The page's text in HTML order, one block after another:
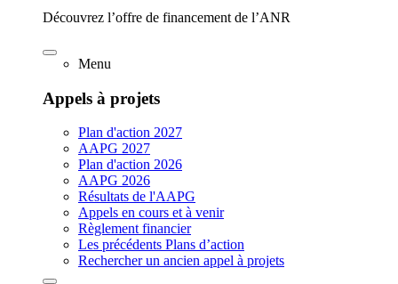
Découvrez l’offre de financement de l’ANR
Menu
Appels à projets
Plan d'action 2027
AAPG 2027
Plan d'action 2026
AAPG 2026
Résultats de l'AAPG
Appels en cours et à venir
Règlement financier
Les précédents Plans d’action
Rechercher un ancien appel à projets